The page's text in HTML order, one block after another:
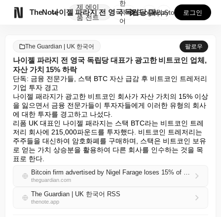
TheNote
제
품
에이
전트
나이젤 파라지 전 영국 독립당 대표가 광고한 비트코인 ...
한
국
어
GooglePlay
AppStore 로그인
The Guardian | UK 한국어 팔로우
나이젤 파라지 전 영국 독립당 대표가 광고한 비트코인 업체,
자산 가치 15% 하락
단독: 금융 전문가들, 스택 BTC 자산 급감 후 비트코인 트레저리
기업 투자 경고
나이젤 패라지가 광고한 비트코인 회사가 자산 가치의 15% 이상
을 잃으면서 금융 전문가들이 투자자들에게 이러한 유형의 회사
에 대한 투자를 경고하고 나섰다.
리폼 UK 대표인 나이젤 패라지는 스택 BTC라는 비트코인 트레
저리 회사에 215,000파운드를 투자했다. 비트코인 트레저리는
주주들을 대신하여 암호화폐를 구매하며, 스택은 비트코인 보유
로 얻는 가치 상승분을 활용하여 다른 회사를 인수하는 것을 목
표로 한다.
Bitcoin firm advertised by Nigel Farage loses 15% of asset value
theguardian.com
The Guardian | UK 한국어 RSS
thenote.app